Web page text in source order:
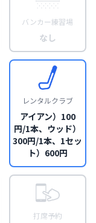
バンカー練習場
なし
レンタルクラブ
アイアン）100
円/1本、ウッド）
300円/1本、1セッ
ト）600円
打席予約